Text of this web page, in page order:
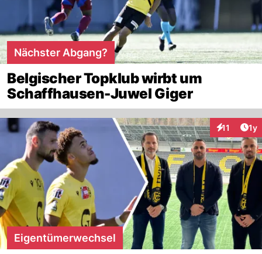
Nächster Abgang?
Belgischer Topklub wirbt um
Schaffhausen-Juwel Giger
11 1y
Eigentümerwechsel